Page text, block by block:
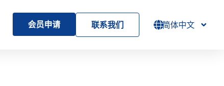
会员申请 联系我们 简体中文